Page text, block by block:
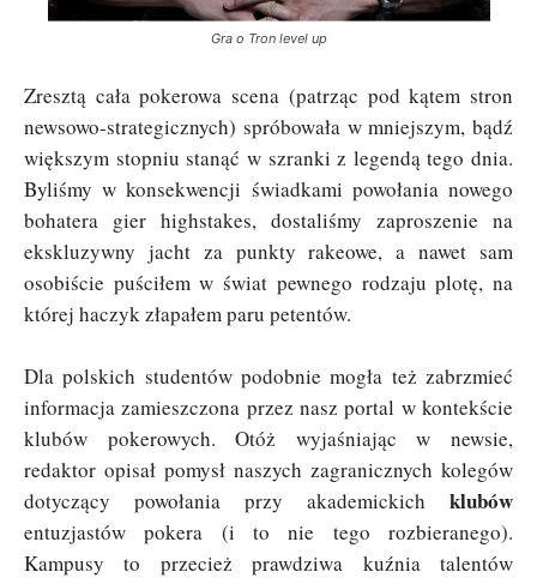
Gra o Tron level up
Zresztą cała pokerowa scena (patrząc pod kątem stron
newsowo-strategicznych) spróbowała w mniejszym, bądź
większym stopniu stanąć w szranki z legendą tego dnia.
Byliśmy w konsekwencji świadkami powołania nowego
bohatera gier highstakes, dostaliśmy zaproszenie na
ekskluzywny jacht za punkty rakeowe, a nawet sam
osobiście puściłem w świat pewnego rodzaju plotę, na
której haczyk złapałem paru petentów.
Dla polskich studentów podobnie mogła też zabrzmieć
informacja zamieszczona przez nasz portal w kontekście
klubów pokerowych. Otóż wyjaśniając w newsie,
redaktor opisał pomysł naszych zagranicznych kolegów
dotyczący powołania przy akademickich klubów
entuzjastów pokera (i to nie tego rozbieranego).
Kampusy to przecież prawdziwa kuźnia talentów